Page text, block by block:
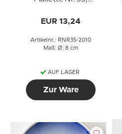
EUR 13,24
Artikelnr.: RNR35-2010
Maß: Ø: 8 cm
AUF LAGER
Zur Ware